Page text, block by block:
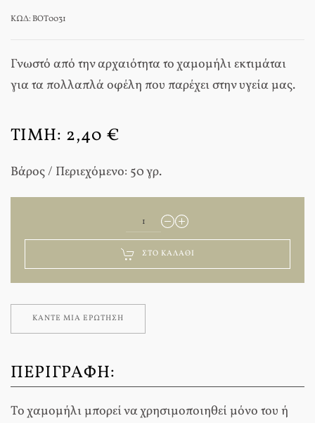
ΚΩΔ: BOT0031
Γνωστό από την αρχαιότητα το χαμομήλι εκτιμάται
για τα πολλαπλά οφέλη που παρέχει στην υγεία μας.
ΤΙΜΉ: 2,40 €
Βάρος / Περιεχόμενο: 50 γρ.
ΣΤΟ ΚΑΛΆΘΙ
ΚΆΝΤΕ ΜΊΑ ΕΡΏΤΗΣΗ
ΠΕΡΙΓΡΑΦΉ:
Το χαμομήλι μπορεί να χρησιμοποιηθεί μόνο του ή